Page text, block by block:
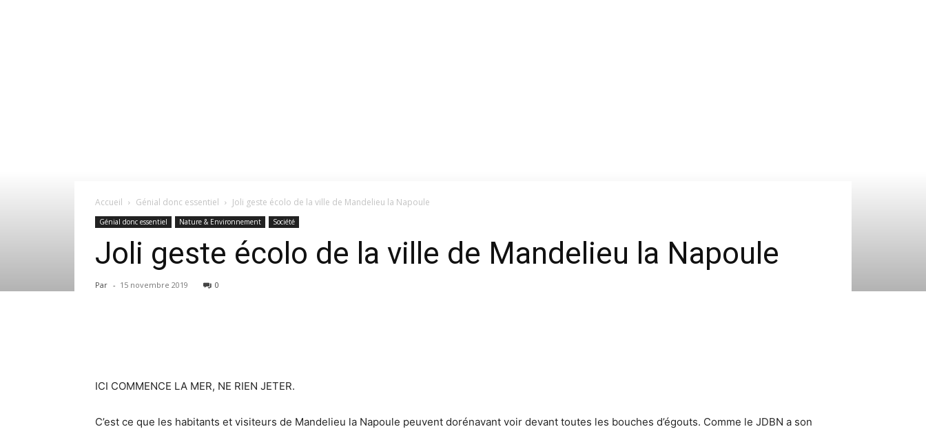
Accueil Génial donc essentiel Joli geste écolo de la ville de Mandelieu la Napoule
Génial donc essentiel Nature & Environnement Société
Joli geste écolo de la ville de Mandelieu la Napoule
Par - 15 novembre 2019 0
ICI COMMENCE LA MER, NE RIEN JETER.
C’est ce que les habitants et visiteurs de Mandelieu la Napoule peuvent dorénavant voir devant toutes les bouches d’égouts. Comme le JDBN a son